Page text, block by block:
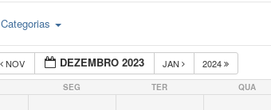
Categorias
NOV DEZEMBRO 2023 JAN 2024
SEG TER QUA